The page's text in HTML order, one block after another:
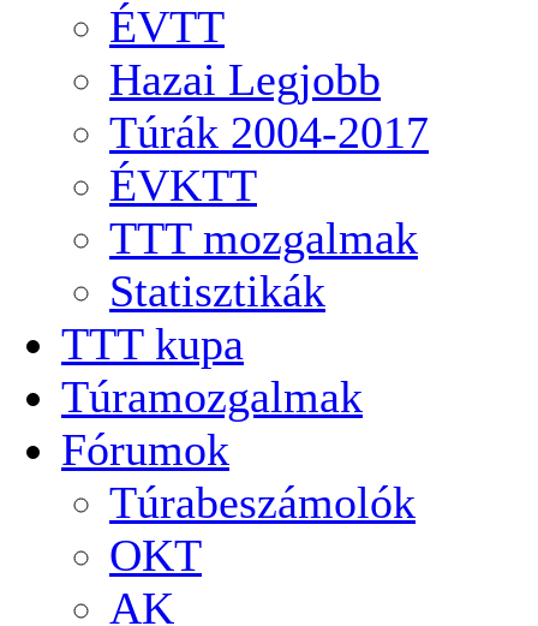
ÉVTT
Hazai Legjobb
Túrák 2004-2017
ÉVKTT
TTT mozgalmak
Statisztikák
TTT kupa
Túramozgalmak
Fórumok
Túrabeszámolók
OKT
AK